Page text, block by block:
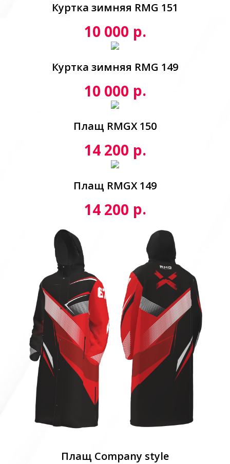
Куртка зимняя RMG 151
10 000 р.
Куртка зимняя RMG 149
10 000 р.
Плащ RMGX 150
14 200 р.
Плащ RMGX 149
14 200 р.
Плащ Сompany style